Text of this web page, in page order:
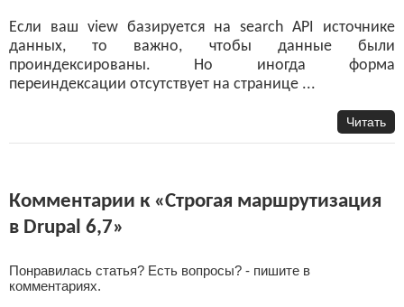
Если ваш view базируется на search API источнике
данных, то важно, чтобы данные были
проиндексированы. Но иногда форма
переиндексации отсутствует на странице ...
Читать
Комментарии к «Строгая маршрутизация
в Drupal 6,7»
Понравилась статья? Есть вопросы? - пишите в
комментариях.